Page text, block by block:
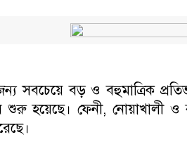
সবচেয়ে বড় ও বহুমাত্রিক
হয়েছে। ফেনী, নোয়াখালী ও